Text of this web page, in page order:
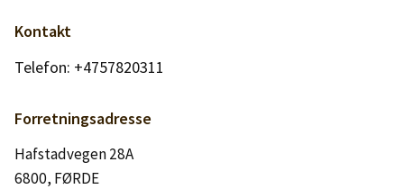
Kontakt
Telefon: +4757820311
Forretningsadresse
Hafstadvegen 28A
6800, FØRDE